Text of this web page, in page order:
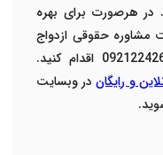
در هرصورت برای بهره
مشاوره حقوقی ازدواج
می توانید از طریق شماره تلفن 09212242670 اقدام کنید.
و رایگاندر وبسایت